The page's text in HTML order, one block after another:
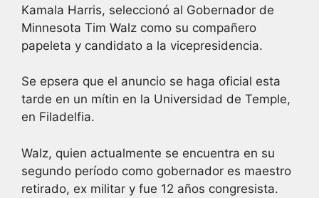
Kamala Harris, seleccionó al Gobernador de
Minnesota Tim Walz como su compañero
papeleta y candidato a la vicepresidencia.
Se epsera que el anuncio se haga oficial esta
tarde en un mítin en la Universidad de Temple,
en Filadelfia.
Walz, quien actualmente se encuentra en su
segundo período como gobernador es maestro
retirado, ex militar y fue 12 años congresista.